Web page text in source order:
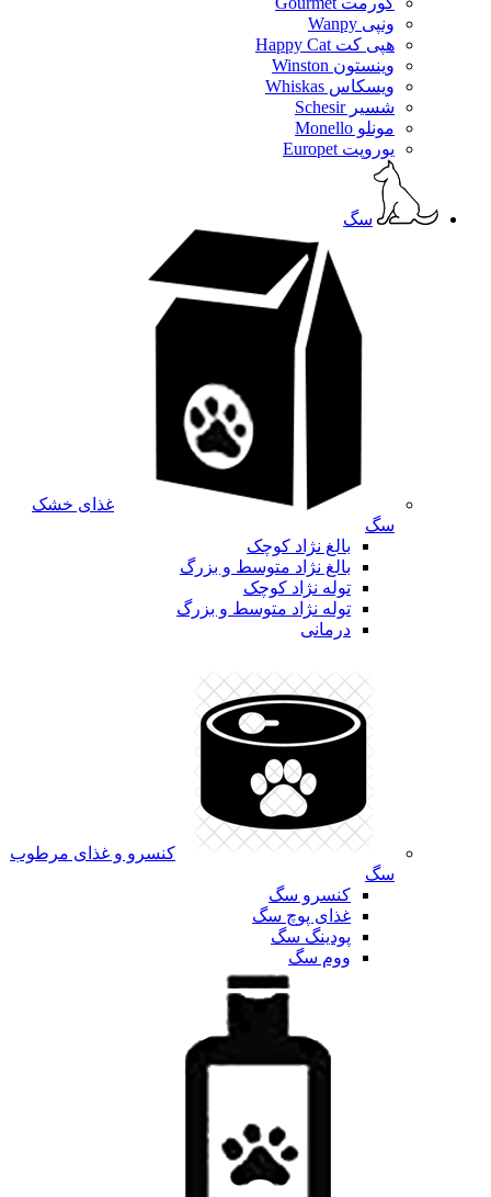
ونپی Wanpy
هپی کت Happy Cat
وینستون Winston
ویسکاس Whiskas
شسیر Schesir
مونلو Monello
یوروپت Europet
سگ
غذای خشک
سگ
بالغ نژاد کوچک
بالغ نژاد متوسط و بزرگ
توله نژاد کوچک
توله نژاد متوسط و بزرگ
درمانی
کنسرو و غذای مرطوب
سگ
کنسرو سگ
غذای پوچ سگ
پودینگ سگ
ووم سگ